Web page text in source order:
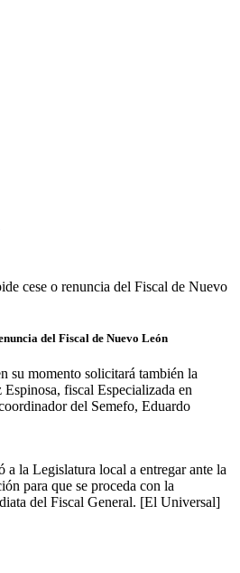
cese o renuncia del Fiscal de Nuevo
del Fiscal de Nuevo León
su momento solicitará también la
fiscal Especializada en
del Semefo, Eduardo
a la Legislatura local a entregar ante la
para que se proceda con la
del Fiscal General. [El Universal]